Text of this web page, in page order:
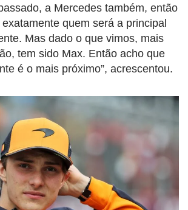
a Mercedes também, então
quem será a principal
Mas dado o que vimos, mais
tem sido Max. Então acho que
é o mais próximo”, acrescentou.